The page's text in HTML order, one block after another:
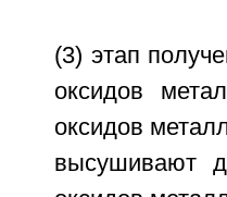
(3) этап
оксидов
оксидов
высушивают